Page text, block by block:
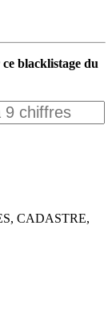
blacklistage du
CADASTRE,